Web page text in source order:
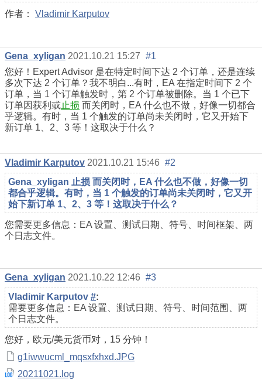
作者： Vladimir Karputov
Gena_xyligan 2021.10.21 15:27 #1
您好！Expert Advisor 是在特定时间下达 2 个订单，还是连续
多次下达 2 个订单？我不明白...有时，EA 在指定时间下 2 个
订单，当 1 个订单触发时，第 2 个订单被删除。当 1 个已下
订单因获利或止损 而关闭时，EA 什么也不做，好像一切都合
乎逻辑。有时，当 1 个触发的订单尚未关闭时，它又开始下
新订单 1、2、3 等！这取决于什么？
Vladimir Karputov 2021.10.21 15:46 #2
Gena_xyligan 止损 而关闭时，EA 什么也不做，好像一切
都合乎逻辑。有时，当 1 个触发的订单尚未关闭时，它又开
始下新订单 1、2、3 等！这取决于什么？
您需要更多信息：EA 设置、测试日期、符号、时间框架、两
个日志文件。
Gena_xyligan 2021.10.22 12:46 #3
Vladimir Karputov #:
需要更多信息：EA 设置、测试日期、符号、时间范围、两
个日志文件。
您好，欧元/美元货币对，15 分钟！
g1iwwucml_mqsxfxhxd.JPG
20211021.log